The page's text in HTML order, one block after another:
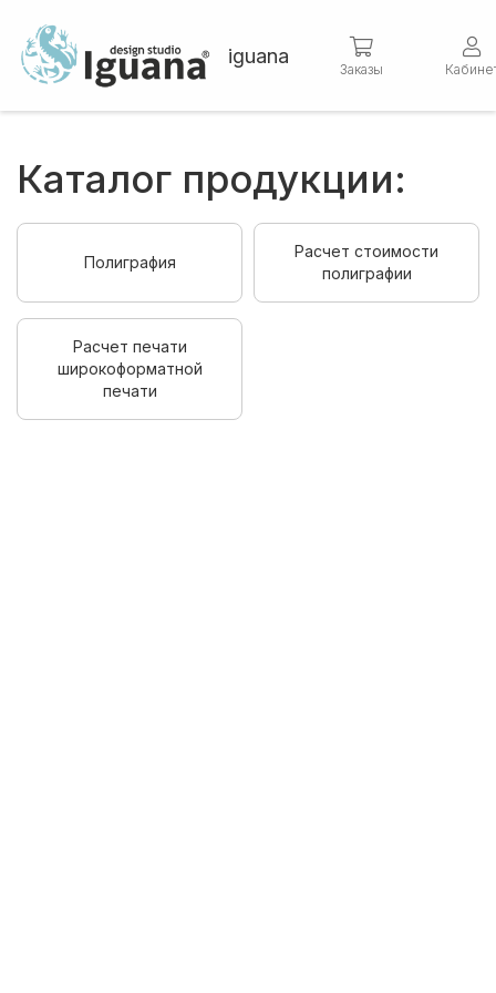
iguana
Заказы
Каталог продукции:
Полиграфия
Расчет стоимости
полиграфии
Расчет печати
широкоформатной
печати